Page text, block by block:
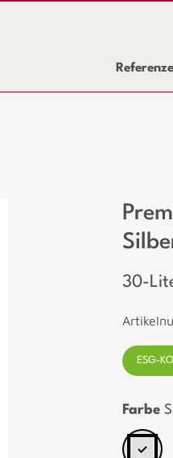
30-
ESG-
Farbe